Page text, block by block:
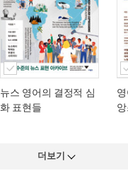
뉴스 영어의 결정적 심
화 표현들
더보기